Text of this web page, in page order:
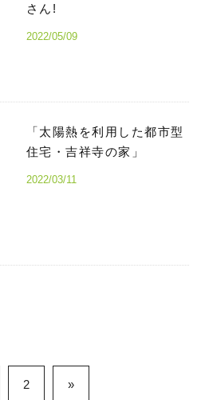
さん!
2022/05/09
「太陽熱を利用した都市型
住宅・吉祥寺の家」
2022/03/11
2 »